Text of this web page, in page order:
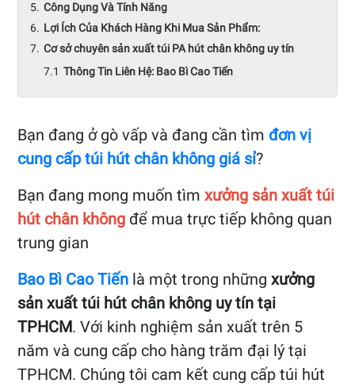
Công Dụng Và Tính Năng
Lợi Ích Của Khách Hàng Khi Mua Sản Phẩm:
Cơ sở chuyên sản xuất túi PA hút chân không uy tín
Thông Tin Liên Hệ: Bao Bì Cao Tiến
Bạn đang ở gò vấp và đang cần tìm đơn vị
cung cấp túi hút chân không giá sỉ?
Bạn đang mong muốn tìmxưởng sản xuất túi
hút chân không để mua trực tiếp không quan
trung gian
Bao Bì Cao Tiến là một trong nhữngxưởng
sản xuất túi hút chân không uy tín tại
TPHCM. Với kinh nghiệm sản xuất trên 5
năm và cung cấp cho hàng trăm đại lý tại
TPHCM. Chúng tôi cam kết cung cấp túi hút